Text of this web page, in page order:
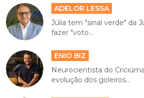
ADELOR LESSA
Júlia tem "sinal verde" da
fazer "voto...
ENIO BIZ
Neurocientista do
evolução dos goleiros...